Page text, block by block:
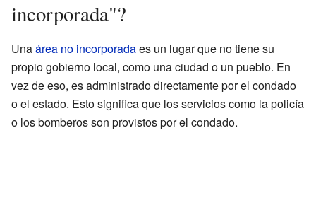
incorporada"?
Unaárea no incorporadaes un lugar que no tiene su
propio gobierno local, como una ciudad o un pueblo. En
vez de eso, es administrado directamente por el condado
o el estado. Esto significa que los servicios como la policía
o los bomberos son provistos por el condado.